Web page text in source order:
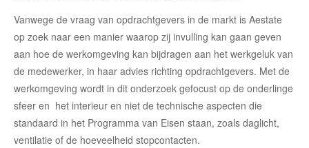
Vanwege de vraag van opdrachtgevers in de markt is Aestate
op zoek naar een manier waarop zij invulling kan gaan geven
aan hoe de werkomgeving kan bijdragen aan het werkgeluk van
de medewerker, in haar advies richting opdrachtgevers. Met de
werkomgeving wordt in dit onderzoek gefocust op de onderlinge
sfeer en het interieur en niet de technische aspecten die
standaard in het Programma van Eisen staan, zoals daglicht,
ventilatie of de hoeveelheid stopcontacten.